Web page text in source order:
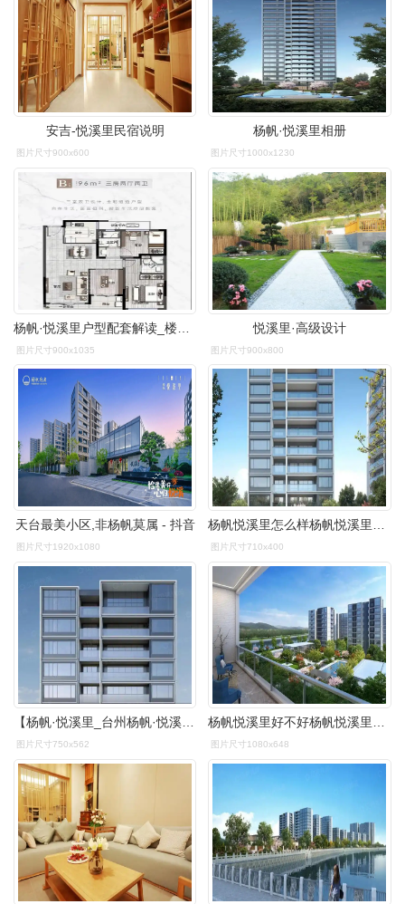
安吉-悦溪里民宿说明
图片尺寸900x600
杨帆·悦溪里相册
图片尺寸1000x1230
图片尺寸900x1035
悦溪里·高级设计
图片尺寸900x800
天台最美小区,非杨帆莫属 - 抖音
图片尺寸1920x1080
杨帆悦溪里怎么样杨帆悦溪里的户型好不好
图片尺寸710x400
图片尺寸750x562 图片尺寸1080x648